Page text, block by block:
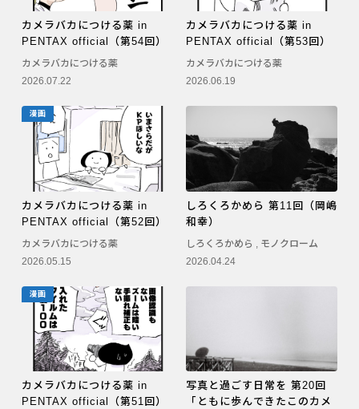
PENTAX Qシリーズ
PENTAX K-1 Mark II
PENTAX KP
PENTAX 645Z
カメラバカにつける薬 in
PENTAX official（第54回）
カメラバカにつける薬
2026.07.22
カメラバカにつける薬 in
PENTAX official（第53回）
カメラバカにつける薬
2026.06.19
漫画
カメラバカにつける薬 in
PENTAX official（第52回）
カメラバカにつける薬
2026.05.15
しろくろかめら 第11回（岡嶋
和幸）
しろくろかめら
モノクローム
2026.04.24
漫画
カメラバカにつける薬 in
PENTAX official（第51回）
写真と過ごす日常を 第20回
「ともに歩んできたこのカメ